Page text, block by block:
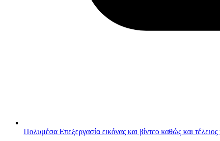
Πολυμέσα Επεξεργασία εικόνας και βίντεο καθώς και τέλειος